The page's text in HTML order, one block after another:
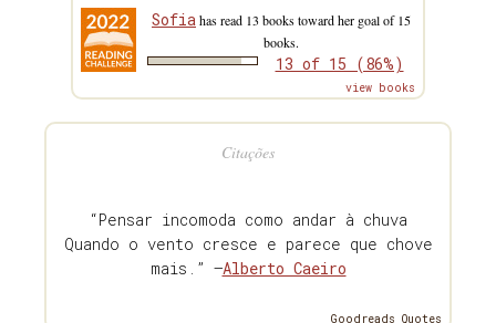
Sofiahas read 13 books toward her goal of 15
books.
13 of 15 (86%)
view books
Citações
“Pensar incomoda como andar à chuva
Quando o vento cresce e parece que chove
mais.” —Alberto Caeiro
Goodreads Quotes